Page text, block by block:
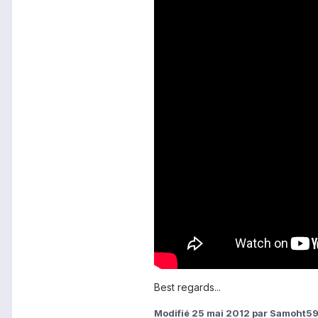
Best regards...
Modifié 25 mai 2012 par Samoht59